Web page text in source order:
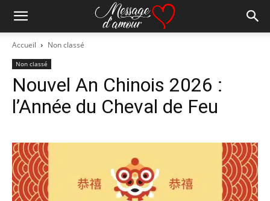
Accueil Non classé
Non classé
Nouvel An Chinois 2026 :
l’Année du Cheval de Feu